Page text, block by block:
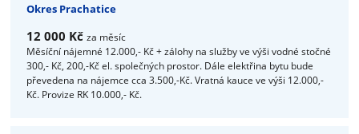
Okres Prachatice
12 000 Kč za měsíc
Měsíční nájemné 12.000,- Kč + zálohy na služby ve výši vodné stočné
300,- Kč, 200,-Kč el. společných prostor. Dále elektřina bytu bude
převedena na nájemce cca 3.500,-Kč. Vratná kauce ve výši 12.000,-
Kč. Provize RK 10.000,- Kč.